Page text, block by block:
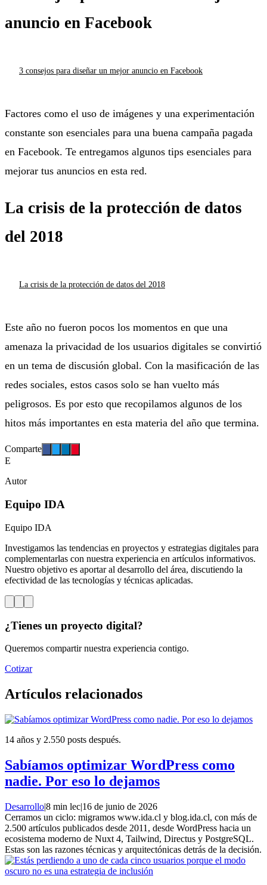
anuncio en Facebook
3 consejos para diseñar un mejor anuncio en Facebook
Factores como el uso de imágenes y una experimentación
constante son esenciales para una buena campaña pagada
en Facebook. Te entregamos algunos tips esenciales para
mejorar tus anuncios en esta red.
La crisis de la protección de datos
del 2018
La crisis de la protección de datos del 2018
Este año no fueron pocos los momentos en que una
amenaza la privacidad de los usuarios digitales se convirtió
en un tema de discusión global. Con la masificación de las
redes sociales, estos casos solo se han vuelto más
peligrosos. Es por esto que recopilamos algunos de los
hitos más importantes en esta materia del año que termina.
Comparte
E
Autor
Equipo IDA
Equipo IDA
Investigamos las tendencias en proyectos y estrategias digitales para
complementarlas con nuestra experiencia en artículos informativos.
Nuestro objetivo es aportar al desarrollo del área, discutiendo la
efectividad de las tecnologías y técnicas aplicadas.
¿Tienes un proyecto digital?
Queremos compartir nuestra experiencia contigo.
Cotizar
Artículos relacionados
14 años y 2.550 posts después.
Sabíamos optimizar WordPress como
nadie. Por eso lo dejamos
Desarrollo|8 min lec|16 de junio de 2026
Cerramos un ciclo: migramos www.ida.cl y blog.ida.cl, con más de
2.500 artículos publicados desde 2011, desde WordPress hacia un
ecosistema moderno de Nuxt 4, Tailwind, Directus y PostgreSQL.
Estas son las razones técnicas y arquitectónicas detrás de la decisión.